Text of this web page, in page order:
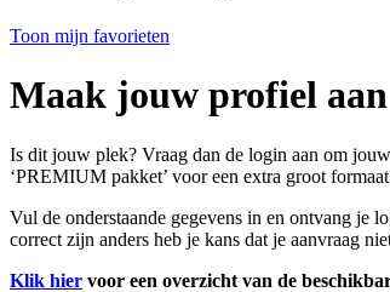
Toon mijn favorieten
Maak jouw profiel aan
Is dit jouw plek? Vraag dan de login aan om
‘PREMIUM pakket’ voor een extra groot
Vul de onderstaande gegevens in en ontvang je
correct zijn anders heb je kans dat je aanvraag
Klik hier voor een overzicht van de